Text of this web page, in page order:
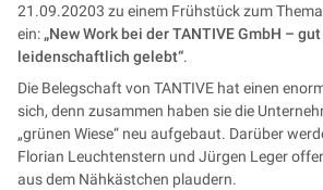
21.09.20203 zu einem Frühstück zum
ein: „New Work bei der TANTIVE GmbH –
leidenschaftlich gelebt“.
Die Belegschaft von TANTIVE hat einen
sich, denn zusammen haben sie die
„grünen Wiese“ neu aufgebaut. Darüber
Florian Leuchtenstern und Jürgen Leger
aus dem Nähkästchen plaudern.